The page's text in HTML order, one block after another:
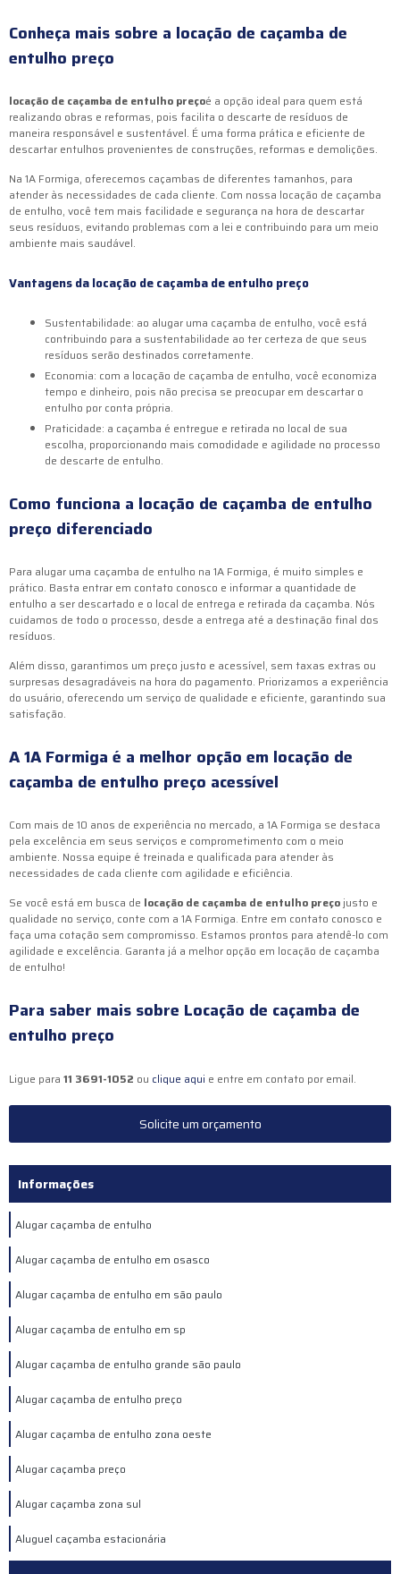
Conheça mais sobre a locação de caçamba de
entulho preço
locação de caçamba de entulho preçoé a opção ideal para quem está
realizando obras e reformas, pois facilita o descarte de resíduos de
maneira responsável e sustentável. É uma forma prática e eficiente de
descartar entulhos provenientes de construções, reformas e demolições.
Na 1A Formiga, oferecemos caçambas de diferentes tamanhos, para
atender às necessidades de cada cliente. Com nossa locação de caçamba
de entulho, você tem mais facilidade e segurança na hora de descartar
seus resíduos, evitando problemas com a lei e contribuindo para um meio
ambiente mais saudável.
Vantagens dalocação de caçamba de entulho preço
Sustentabilidade: ao alugar uma caçamba de entulho, você está
contribuindo para a sustentabilidade ao ter certeza de que seus
resíduos serão destinados corretamente.
Economia: com a locação de caçamba de entulho, você economiza
tempo e dinheiro, pois não precisa se preocupar em descartar o
entulho por conta própria.
Praticidade: a caçamba é entregue e retirada no local de sua
escolha, proporcionando mais comodidade e agilidade no processo
de descarte de entulho.
Como funciona a locação de caçamba de entulho
preço diferenciado
Para alugar uma caçamba de entulho na 1A Formiga, é muito simples e
prático. Basta entrar em contato conosco e informar a quantidade de
entulho a ser descartado e o local de entrega e retirada da caçamba. Nós
cuidamos de todo o processo, desde a entrega até a destinação final dos
resíduos.
Além disso, garantimos um preço justo e acessível, sem taxas extras ou
surpresas desagradáveis na hora do pagamento. Priorizamos a experiência
do usuário, oferecendo um serviço de qualidade e eficiente, garantindo sua
satisfação.
A 1A Formiga é a melhor opção em locação de
caçamba de entulho preço acessível
Com mais de 10 anos de experiência no mercado, a 1A Formiga se destaca
pela excelência em seus serviços e comprometimento com o meio
ambiente. Nossa equipe é treinada e qualificada para atender às
necessidades de cada cliente com agilidade e eficiência.
Se você está em busca de locação de caçamba de entulho preço justo e
qualidade no serviço, conte com a 1A Formiga. Entre em contato conosco e
faça uma cotação sem compromisso. Estamos prontos para atendê-lo com
agilidade e excelência. Garanta já a melhor opção em locação de caçamba
de entulho!
Para saber mais sobre Locação de caçamba de
entulho preço
Ligue para 11 3691-1052 ou clique aqui e entre em contato por email.
Solicite um orçamento
Informações
Alugar caçamba de entulho
Alugar caçamba de entulho em osasco
Alugar caçamba de entulho em são paulo
Alugar caçamba de entulho em sp
Alugar caçamba de entulho grande são paulo
Alugar caçamba de entulho preço
Alugar caçamba de entulho zona oeste
Alugar caçamba preço
Alugar caçamba zona sul
Aluguel caçamba estacionária